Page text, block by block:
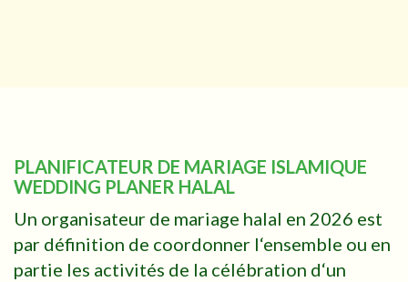
PLANIFICATEUR DE MARIAGE ISLAMIQUE
WEDDING PLANER HALAL
Un organisateur de mariage halal en 2026 est
par définition de coordonner l‘ensemble ou en
partie les activités de la célébration d‘un